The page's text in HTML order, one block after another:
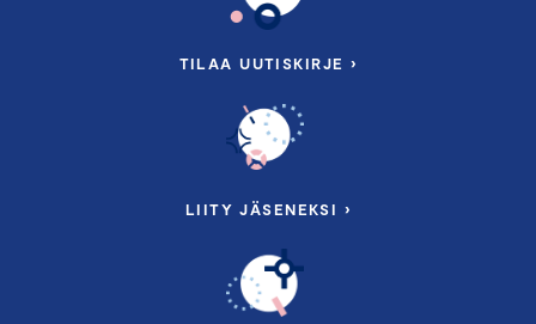
TILAA UUTISKIRJE ›
LIITY JÄSENEKSI ›